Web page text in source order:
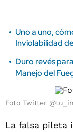
Uno a uno,
Inviolabilidad
Duro revés
Manejo del
Foto Twitter
La falsa pileta